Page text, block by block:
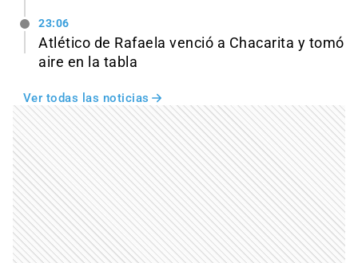
23:06
Atlético de Rafaela venció a Chacarita y tomó
aire en la tabla
Ver todas las noticias